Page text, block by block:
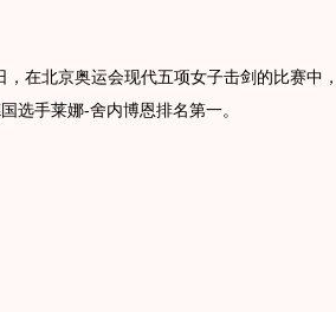
北京奥运会现代五项女子击剑的比赛中
选手莱娜-舍内博恩排名第一。